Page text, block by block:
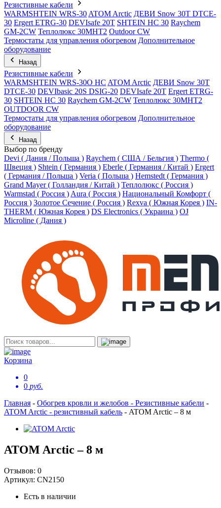
Резистивные кабели
WARMSHTEIN WRS-30 ATOM Arctic ДЕВИ Snow 30T DTCE-
30 Ergert ETRG-30 DEVIsafe 20T SHTEIN HC 30 Raychem
GM-2CW Теплолюкс 30МНТ2 Outdoor CW
Термостаты для управления обогревом Дополнительное
оборудование
Назад
Резистивные кабели
WARMSHTEIN WRS-30O HC ATOM Arctic ДЕВИ Snow 30T
DTCE-30 DEVIbasic 20S DSIG-20 DEVIsafe 20T Ergert ETRG-
30 SHTEIN HC 30 Raychem GM-2CW Теплолюкс 30МНТ2
OUTDOOR CW
Термостаты для управления обогревом Дополнительное
оборудование
Назад
Выбор по бренду
Devi ( Дания / Польша ) Raychem ( США / Бельгия ) Thermo (
Швеция ) Shtein ( Германия ) Eberle ( Германия / Китай ) Ergert
( Германия / Польша ) Veria ( Польша ) Hemstedt ( Германия )
Grand Mayer ( Голландия / Китай ) Теплолюкс ( Россия )
Warmstad ( Россия ) Aura ( Россия ) Национальный Комфорт (
Россия ) Золотое Сечение ( Россия ) Rexva ( Южная Корея ) IN-
THERM ( Южная Корея ) DS Electronics ( Украина ) OJ
Microline ( Дания )
Корзина
0
0 руб.
Главная - Обогрев кровли и желобов - Резистивные кабели -
ATOM Arctic - резистивный кабель - ATOM Arctic – 8 м
ATOM Arctic – 8 м
Отзывов: 0
Артикул: CN2150
Есть в наличии